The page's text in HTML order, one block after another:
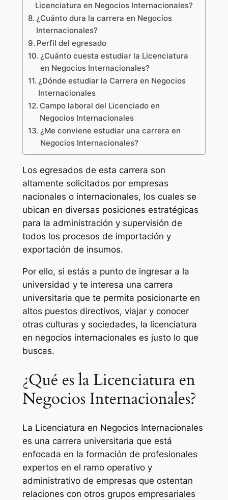
Licenciatura en Negocios Internacionales?
¿Cuánto dura la carrera en Negocios
Internacionales?
Perfil del egresado
¿Cuánto cuesta estudiar la Licenciatura
en Negocios Internacionales?
¿Dónde estudiar la Carrera en Negocios
Internacionales
Campo laboral del Licenciado en
Negocios Internacionales
¿Me conviene estudiar una carrera en
Negocios Internacionales?
Los egresados de esta carrera son
altamente solicitados por empresas
nacionales o internacionales, los cuales se
ubican en diversas posiciones estratégicas
para la administración y supervisión de
todos los procesos de importación y
exportación de insumos.
Por ello, si estás a punto de ingresar a la
universidad y te interesa una carrera
universitaria que te permita posicionarte en
altos puestos directivos, viajar y conocer
otras culturas y sociedades, la licenciatura
en negocios internacionales es justo lo que
buscas.
¿Qué es la Licenciatura en
Negocios Internacionales?
La Licenciatura en Negocios Internacionales
es una carrera universitaria que está
enfocada en la formación de profesionales
expertos en el ramo operativo y
administrativo de empresas que ostentan
relaciones con otros grupos empresariales